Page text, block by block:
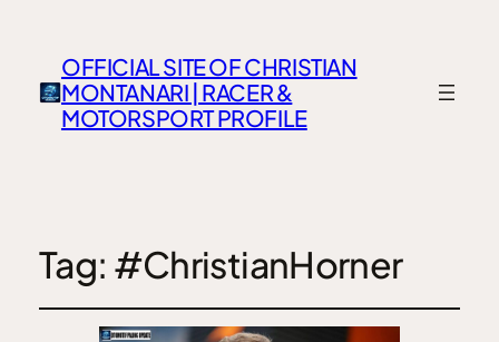
OFFICIAL SITE OF CHRISTIAN
MONTANARI | RACER &
MOTORSPORT PROFILE
Tag: #ChristianHorner